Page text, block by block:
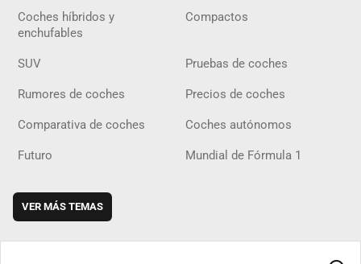
Coches híbridos y
enchufables
Compactos
SUV Pruebas de coches
Rumores de coches Precios de coches
Comparativa de coches Coches autónomos
Futuro Mundial de Fórmula 1
VER MÁS TEMAS